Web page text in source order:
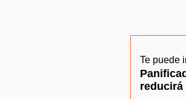
Te puede
reducirá